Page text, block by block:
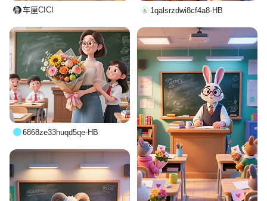
车厘CICI 1qalsrzdwi8cf4a8-HB
6868ze33huqd5qe-HB